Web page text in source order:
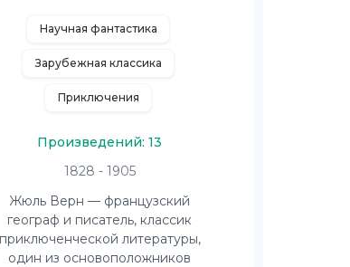
Научная фантастика
Зарубежная классика
Приключения
Произведений: 13
1828 - 1905
Жюль Верн — французский
географ и писатель, классик
приключенческой литературы,
один из основоположников